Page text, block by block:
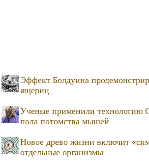
Эффект Болдуина
ящериц
Ученые применили технологию
пола потомства мышей
Новое древо жизни включит
отдельные организмы